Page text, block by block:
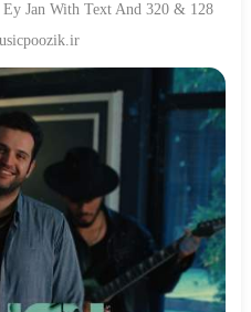
Jan With Text And 320 & 128